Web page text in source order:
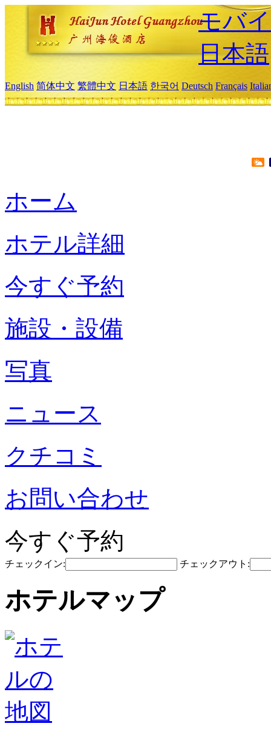
モバ
日本語
English 简体中文 繁體中文 日本語 한국어 Deutsch Français
ホーム
ホテル詳細
今すぐ予約
施設・設備
写真
ニュース
クチコミ
お問い合わせ
今すぐ予約
チェックイン: チェックアウト:
ホテルマップ